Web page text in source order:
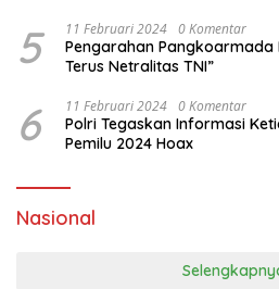
5 11 Februari 2024 0 Komentar
Pengarahan Pangkoarmada
Terus Netralitas TNI”
6 11 Februari 2024 0 Komentar
Polri Tegaskan Informasi
Pemilu 2024 Hoax
Nasional